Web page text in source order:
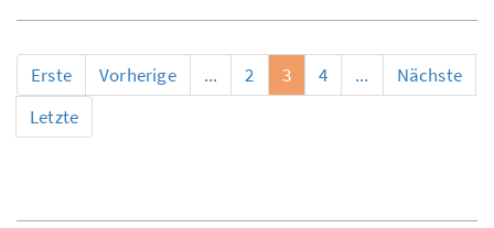
Erste Vorherige ... 2 3 4 ...
Nächste
Letzte